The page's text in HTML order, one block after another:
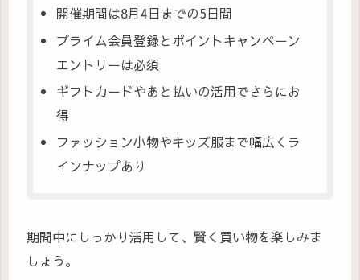
開催期間は8月4日までの5日間
プライム会員登録とポイントキャンペーン
エントリーは必須
ギフトカードやあと払いの活用でさらにお
得
ファッション小物やキッズ服まで幅広くラ
インナップあり
期間中にしっかり活用して、賢く買い物を楽しみま
しょう。